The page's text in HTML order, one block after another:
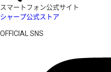
スマートフォン公式サイト
シャープ公式ストア
OFFICIAL SNS